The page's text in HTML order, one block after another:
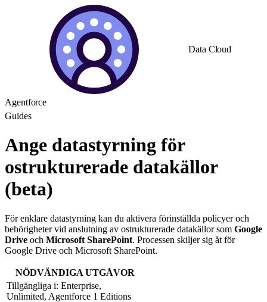
Data Cloud
Agentforce
Guides
Ange datastyrning för
ostrukturerade datakällor
(beta)
För enklare datastyrning kan du aktivera förinställda policyer och
behörigheter vid anslutning av ostrukturerade datakällor som Google
Drive och Microsoft SharePoint. Processen skiljer sig åt för
Google Drive och Microsoft SharePoint.
NÖDVÄNDIGA UTGÅVOR
Tillgängliga i: Enterprise,
Unlimited, Agentforce 1 Editions